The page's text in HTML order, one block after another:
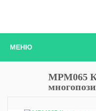
МЕНЮ
MPM065